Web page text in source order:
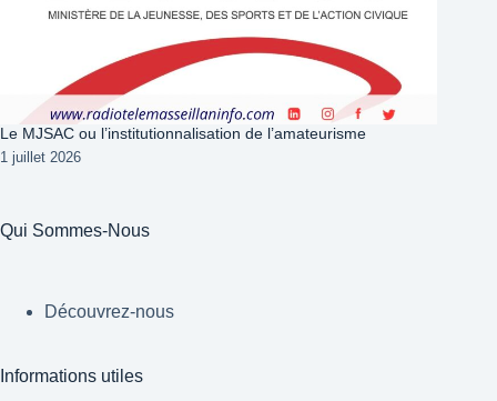
Le MJSAC ou l’institutionnalisation de l’amateurisme
1 juillet 2026
Qui Sommes-Nous
Découvrez-nous
Informations utiles